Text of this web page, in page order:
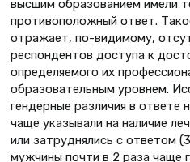
высшим образованием имели
противоположный ответ.
отражает, по-видимому,
респондентов доступа к
определяемого их
образовательным уровнем.
гендерные различия в
чаще указывали на наличие
или затруднялись с ответом
мужчины почти в 2 раза чаще